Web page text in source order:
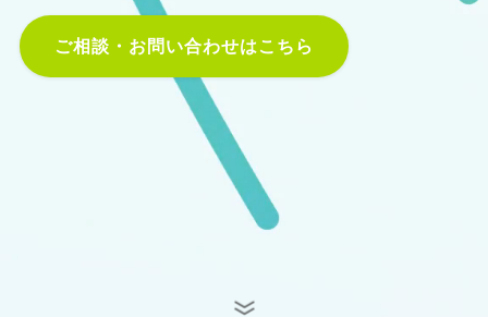
ご相談・お問い合わせはこちら